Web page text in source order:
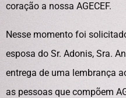
coração a nossa AGECEF.
Nesse momento foi
esposa do Sr. Adonis, Sra.
entrega de uma lembrança
as pessoas que compõem